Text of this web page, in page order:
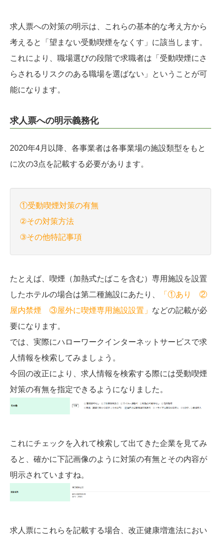
求人票への対策の明示は、これらの基本的な考え方から
考えると「望まない受動喫煙をなくす」に該当します。
これにより、職場選びの段階で求職者は「受動喫煙にさ
らされるリスクのある職場を選ばない」ということが可
能になります。
求人票への明示義務化
2020年4月以降、各事業者は各事業場の施設類型をもと
に次の3点を記載する必要があります。
①受動喫煙対策の有無
②その対策方法
③その他特記事項
たとえば、喫煙（加熱式たばこを含む）専用施設を設置
したホテルの場合は第二種施設にあたり、
「①あり ②
屋内禁煙 ③屋外に喫煙専用施設設置」 などの記載が必
要になります。
では、実際にハローワークインターネットサービスで求
人情報を検索してみましょう。
今回の改正により、求人情報を検索する際には受動喫煙
対策の有無を指定できるようになりました。
これにチェックを入れて検索して出てきた企業を見てみ
ると、確かに下記画像のように対策の有無とその内容が
明示されていますね。
求人票にこれらを記載する場合、改正健康増進法におい